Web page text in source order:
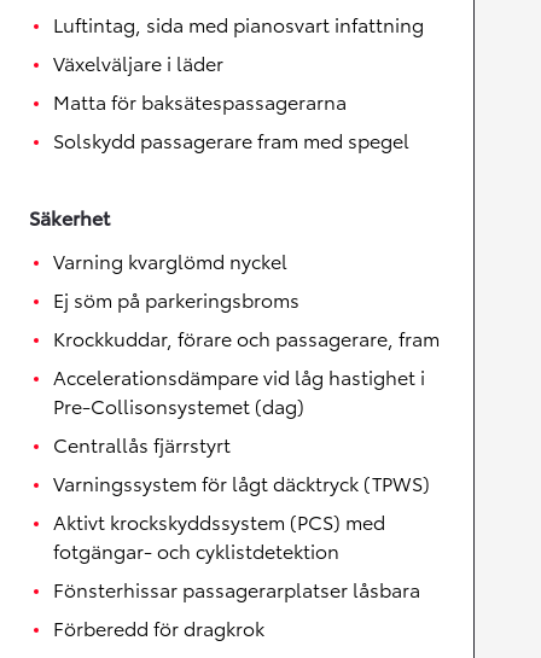
Luftintag, sida med pianosvart infattning
Växelväljare i läder
Matta för baksätespassagerarna
Solskydd passagerare fram med spegel
Säkerhet
Varning kvarglömd nyckel
Ej söm på parkeringsbroms
Krockkuddar, förare och passagerare, fram
Accelerationsdämpare vid låg hastighet i
Pre-Collisonsystemet (dag)
Centrallås fjärrstyrt
Varningssystem för lågt däcktryck (TPWS)
Aktivt krockskyddssystem (PCS) med
fotgängar- och cyklistdetektion
Fönsterhissar passagerarplatser låsbara
Förberedd för dragkrok